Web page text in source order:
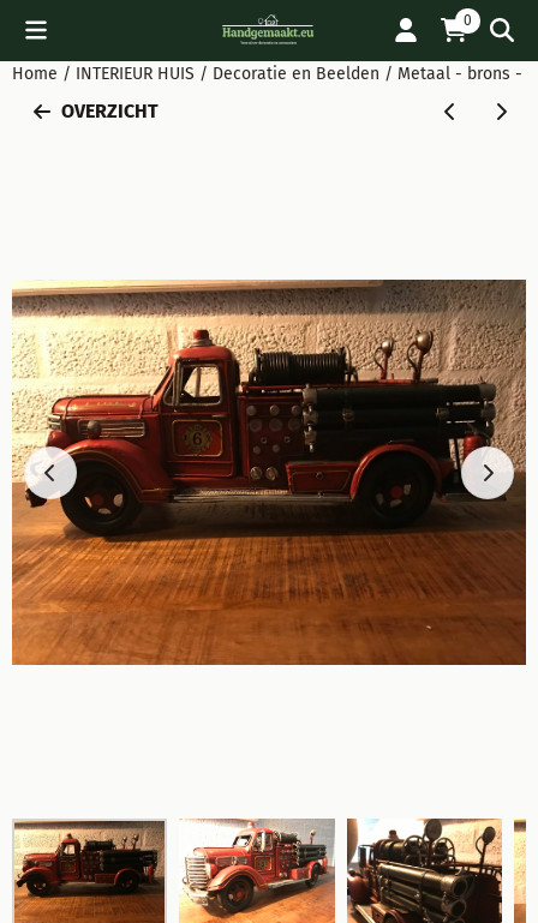
Cookievoorkeuren zijn beschikbaar. Kies instellingen of sta
0
Home / INTERIEUR HUIS / Decoratie en Beelden / Metaal - brons -
OVERZICHT